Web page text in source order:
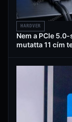
HARDVER
Nem a PCIe
mutatta 11 cím